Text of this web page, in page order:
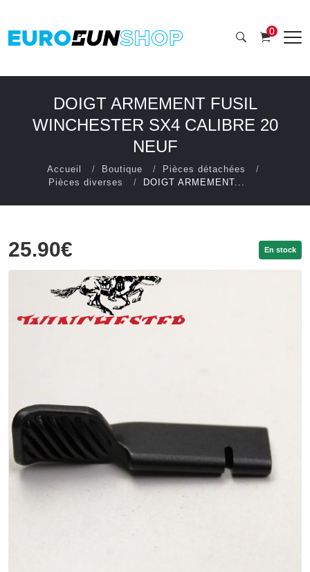
0
DOIGT ARMEMENT FUSIL
WINCHESTER SX4 CALIBRE 20
NEUF
Accueil Boutique
Pièces détachées
Pièces diverses
DOIGT ARMEMENT...
25.90€ En stock